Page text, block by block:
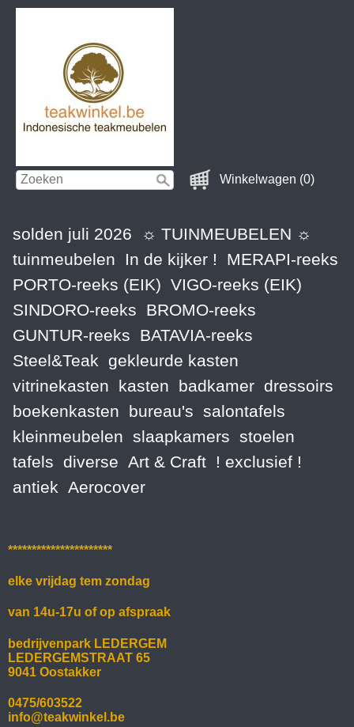
Winkelwagen (0)
solden juli 2026
☼ TUINMEUBELEN ☼
tuinmeubelen
In de kijker !
MERAPI-reeks
PORTO-reeks (EIK) VIGO-reeks (EIK)
SINDORO-reeks
BROMO-reeks
GUNTUR-reeks
BATAVIA-reeks
Steel&Teak
gekleurde kasten
vitrinekasten
kasten badkamer dressoirs
boekenkasten
bureau's salontafels
kleinmeubelen slaapkamers stoelen
tafels
diverse Art & Craft
! exclusief !
antiek
Aerocover
**********************
elke vrijdag tem zondag
van 14u-17u of op afspraak
bedrijvenpark LEDERGEM
LEDERGEMSTRAAT 65
9041 Oostakker
0475/603522
info@teakwinkel.be